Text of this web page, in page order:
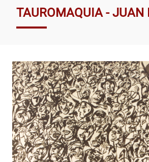
TAUROMAQUIA - JUAN